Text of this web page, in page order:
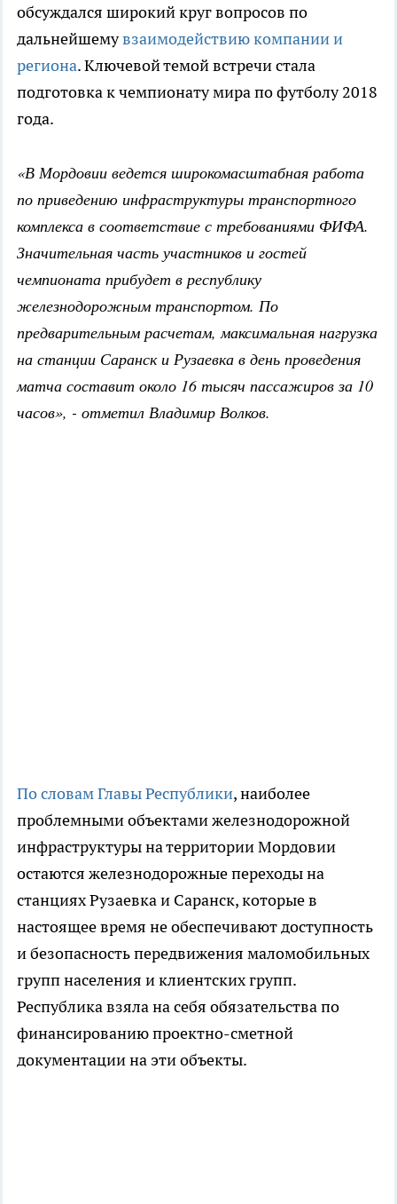
обсуждался широкий круг вопросов по
дальнейшемувзаимодействию компании и
региона. Ключевой темой встречи стала
подготовка к чемпионату мира по футболу 2018
года.
«В Мордовии ведется широкомасштабная работа
по приведению инфраструктуры транспортного
комплекса в соответствие с требованиями ФИФА.
Значительная часть участников и гостей
чемпионата прибудет в республику
железнодорожным транспортом. По
предварительным расчетам, максимальная нагрузка
на станции Саранск и Рузаевка в день проведения
матча составит около 16 тысяч пассажиров за 10
часов», - отметил Владимир Волков.
По словам Главы Республики, наиболее
проблемными объектами железнодорожной
инфраструктуры на территории Мордовии
остаются железнодорожные переходы на
станциях Рузаевка и Саранск, которые в
настоящее время не обеспечивают доступность
и безопасность передвижения маломобильных
групп населения и клиентских групп.
Республика взяла на себя обязательства по
финансированию проектно-сметной
документации на эти объекты.